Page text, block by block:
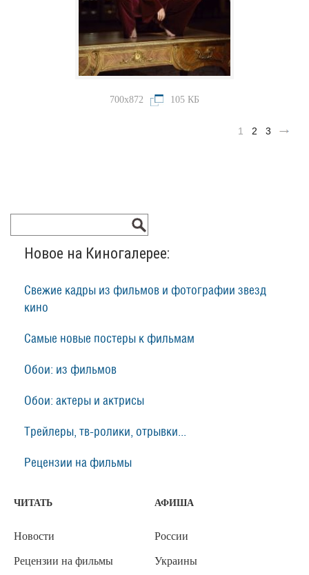
700x872 105 КБ
1 2 3
Новое на Киногалерее:
Свежие кадры из фильмов и фотографии звезд
кино
Самые новые постеры к фильмам
Обои: из фильмов
Обои: актеры и актрисы
Трейлеры, тв-ролики, отрывки...
Рецензии на фильмы
ЧИТАТЬ
Новости
Рецензии на фильмы
АФИША
России
Украины